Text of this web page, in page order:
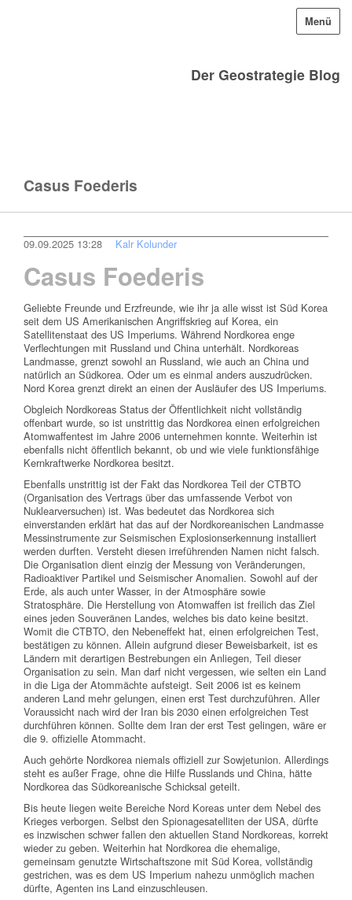
Der Geostrategie Blog
Menü
Casus Foederis
09.09.2025 13:28 Kalr Kolunder
Casus Foederis
Geliebte Freunde und Erzfreunde, wie ihr ja alle wisst ist Süd Korea
seit dem US Amerikanischen Angriffskrieg auf Korea, ein
Satellitenstaat des US Imperiums. Während Nordkorea enge
Verflechtungen mit Russland und China unterhält. Nordkoreas
Landmasse, grenzt sowohl an Russland, wie auch an China und
natürlich an Südkorea. Oder um es einmal anders auszudrücken.
Nord Korea grenzt direkt an einen der Ausläufer des US Imperiums.
Obgleich Nordkoreas Status der Öffentlichkeit nicht vollständig
offenbart wurde, so ist unstrittig das Nordkorea einen erfolgreichen
Atomwaffentest im Jahre 2006 unternehmen konnte. Weiterhin ist
ebenfalls nicht öffentlich bekannt, ob und wie viele funktionsfähige
Kernkraftwerke Nordkorea besitzt.
Ebenfalls unstrittig ist der Fakt das Nordkorea Teil der CTBTO
(Organisation des Vertrags über das umfassende Verbot von
Nuklearversuchen) ist. Was bedeutet das Nordkorea sich
einverstanden erklärt hat das auf der Nordkoreanischen Landmasse
Messinstrumente zur Seismischen Explosionserkennung installiert
werden durften. Versteht diesen irreführenden Namen nicht falsch.
Die Organisation dient einzig der Messung von Veränderungen,
Radioaktiver Partikel und Seismischer Anomalien. Sowohl auf der
Erde, als auch unter Wasser, in der Atmosphäre sowie
Stratosphäre. Die Herstellung von Atomwaffen ist freilich das Ziel
eines jeden Souveränen Landes, welches bis dato keine besitzt.
Womit die CTBTO, den Nebeneffekt hat, einen erfolgreichen Test,
bestätigen zu können. Allein aufgrund dieser Beweisbarkeit, ist es
Ländern mit derartigen Bestrebungen ein Anliegen, Teil dieser
Organisation zu sein. Man darf nicht vergessen, wie selten ein Land
in die Liga der Atommächte aufsteigt. Seit 2006 ist es keinem
anderen Land mehr gelungen, einen erst Test durchzuführen. Aller
Voraussicht nach wird der Iran bis 2030 einen erfolgreichen Test
durchführen können. Sollte dem Iran der erst Test gelingen, wäre er
die 9. offizielle Atommacht.
Auch gehörte Nordkorea niemals offiziell zur Sowjetunion. Allerdings
steht es außer Frage, ohne die Hilfe Russlands und China, hätte
Nordkorea das Südkoreanische Schicksal geteilt.
Bis heute liegen weite Bereiche Nord Koreas unter dem Nebel des
Krieges verborgen. Selbst den Spionagesatelliten der USA, dürfte
es inzwischen schwer fallen den aktuellen Stand Nordkoreas, korrekt
wieder zu geben. Weiterhin hat Nordkorea die ehemalige,
gemeinsam genutzte Wirtschaftszone mit Süd Korea, vollständig
gestrichen, was es dem US Imperium nahezu unmöglich machen
dürfte, Agenten ins Land einzuschleusen.